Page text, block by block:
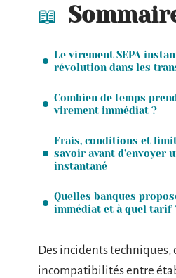
Le virement SEPA
révolution dans les
Combien de temps
virement immédiat ?
Frais, conditions et
savoir avant d’envoyer
instantané
Quelles banques
immédiat et à quel tarif
Des incidents techniques,
incompatibilités entre